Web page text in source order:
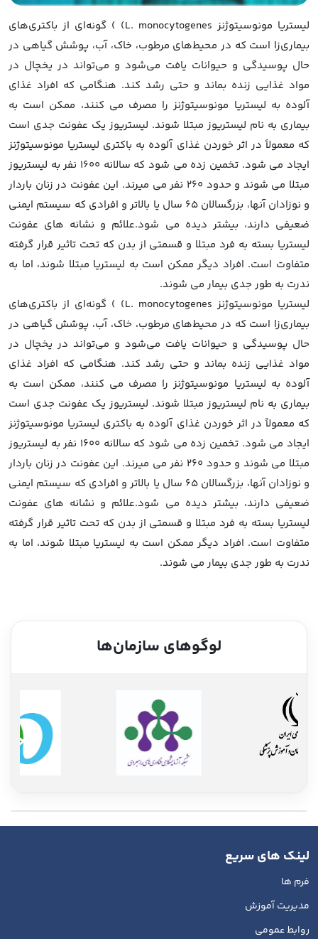
لیستریا مونوسیتوژنز L. monocytogenes) ) گونه‌ای از باکتری‌های
بیماری‌زا است که در محیط‌های مرطوب، خاک، آب، پوشش گیاهی در
حال پوسیدگی و حیوانات یافت می‌شود و می‌تواند در یخچال در
مواد غذایی زنده بماند و حتی رشد کند. هنگامی که افراد غذای
آلوده به لیستریا مونوسیتوژنز را مصرف می کنند، ممکن است به
بیماری به نام لیستریوز مبتلا شوند. لیستریوز یک عفونت جدی است
که معمولاً در اثر خوردن غذای آلوده به باکتری لیستریا مونوسیتوژنز
ایجاد می شود. تخمین زده می شود که سالانه 1600 نفر به لیستریوز
مبتلا می شوند و حدود 260 نفر می میرند. این عفونت در زنان باردار
و نوزادان آنها، بزرگسالان 65 سال یا بالاتر و افرادی که سیستم ایمنی
ضعیفی دارند، بیشتر دیده می شود.علائم و نشانه های عفونت
لیستریا بسته به فرد مبتلا و قسمتی از بدن که تحت تاثیر قرار گرفته
متفاوت است. افراد دیگر ممکن است به لیستریا مبتلا شوند، اما به
ندرت به طور جدی بیمار می شوند.
لیستریا مونوسیتوژنز L. monocytogenes) ) گونه‌ای از باکتری‌های
بیماری‌زا است که در محیط‌های مرطوب، خاک، آب، پوشش گیاهی در
حال پوسیدگی و حیوانات یافت می‌شود و می‌تواند در یخچال در
مواد غذایی زنده بماند و حتی رشد کند. هنگامی که افراد غذای
آلوده به لیستریا مونوسیتوژنز را مصرف می کنند، ممکن است به
بیماری به نام لیستریوز مبتلا شوند. لیستریوز یک عفونت جدی است
که معمولاً در اثر خوردن غذای آلوده به باکتری لیستریا مونوسیتوژنز
ایجاد می شود. تخمین زده می شود که سالانه 1600 نفر به لیستریوز
مبتلا می شوند و حدود 260 نفر می میرند. این عفونت در زنان باردار
و نوزادان آنها، بزرگسالان 65 سال یا بالاتر و افرادی که سیستم ایمنی
ضعیفی دارند، بیشتر دیده می شود.علائم و نشانه های عفونت
لیستریا بسته به فرد مبتلا و قسمتی از بدن که تحت تاثیر قرار گرفته
متفاوت است. افراد دیگر ممکن است به لیستریا مبتلا شوند، اما به
ندرت به طور جدی بیمار می شوند.
لوگوهای سازمان‌ها
لینک های سریع
فرم ها
مدیریت آموزش
روابط عمومی